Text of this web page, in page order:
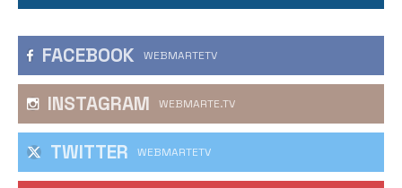
FACEBOOK WEBMARTETV
INSTAGRAM WEBMARTE.TV
TWITTER WEBMARTETV